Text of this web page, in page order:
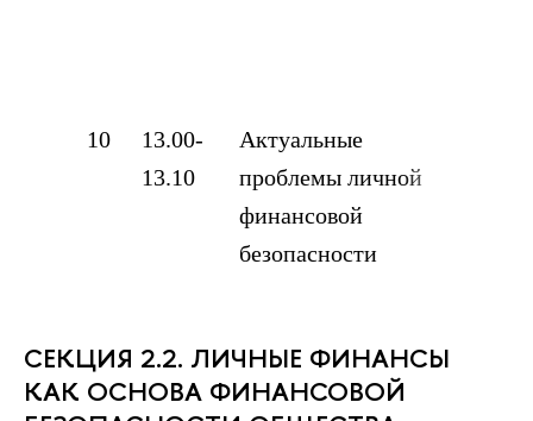
10
13.00-
13.10
Актуальные
проблемы личной
финансовой
безопасности
СЕКЦИЯ 2.2. ЛИЧНЫЕ ФИНАНСЫ
КАК ОСНОВА ФИНАНСОВОЙ